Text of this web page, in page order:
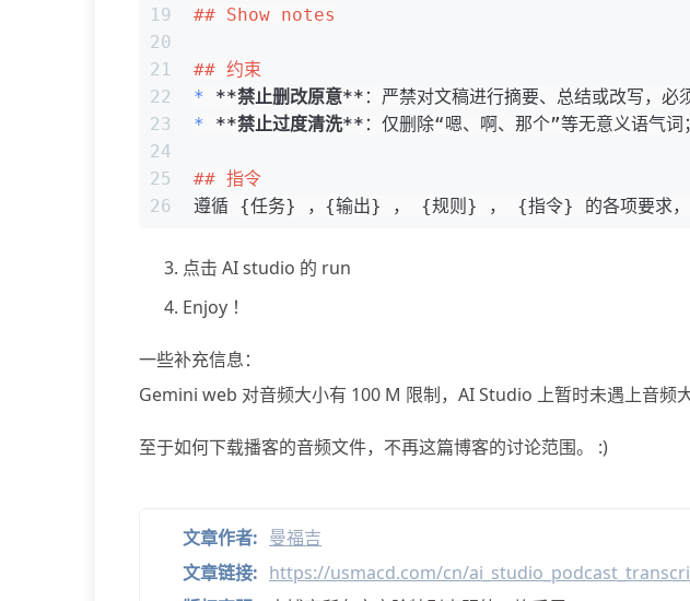
19
20
21
22
23
24
25
26
## Show notes
## 约束
*
**禁止删改原意** ：严禁对文稿进行摘要、总结或改写，必
*
**禁止过度清洗** ：仅删除“嗯、啊、那个”等无意义语气
## 指令
遵循 {任务} ，{输出} ， {规则} ， {指令} 的各项要求，
点击 AI studio 的 run
Enjoy ！
一些补充信息：
Gemini web 对音频大小有 100 M 限制，AI Studio 上暂时未遇上音频
至于如何下载播客的音频文件，不再这篇博客的讨论范围。 :)
文章作者: 曼福吉
文章链接: https://usmacd.com/cn/